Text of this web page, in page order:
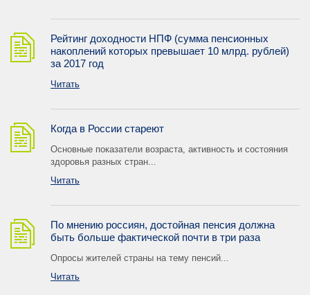
Рейтинг доходности НПФ (сумма пенсионных
накоплений которых превышает 10 млрд. рублей)
за 2017 год
Читать
Когда в России стареют
Основные показатели возраста, активность и состояния
здоровья разных стран...
Читать
По мнению россиян, достойная пенсия должна
быть больше фактической почти в три раза
Опросы жителей страны на тему пенсий...
Читать